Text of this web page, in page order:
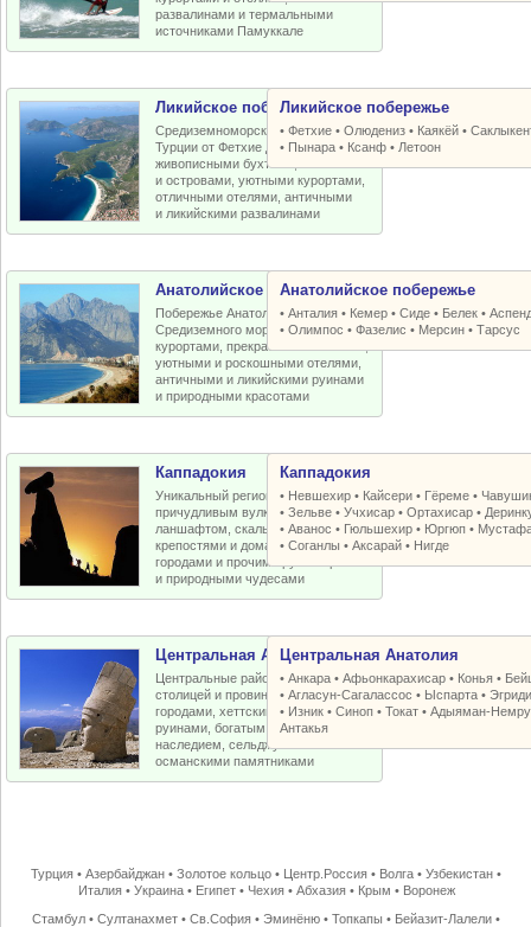
развалинами и термальными
источниками Памуккале
Ликийское побережье
Средиземноморское побережье
Турции от Фетхие до Кемера с
живописными бухтами, пляжами
и островами, уютными курортами,
отличными отелями, античными
и ликийскими развалинами
Ликийское побережье
•Фетхие •Олюдениз • Каякёй •
• Пынара • Ксанф • Летоон
Анатолийское побережье
Побережье Анатолийской бухты
Средиземного моря с отличными
курортами, прекрасными пляжами,
уютными и роскошными отелями,
античными и ликийскими руинами
и природными красотами
Анатолийское побережье
•Анталия • Кемер •Сиде • Белек •
•Олимпос •Фазелис • Мерсин •Тарсус
Каппадокия
Уникальный регион Турции с
причудливым вулканическим
ланшафтом, скальными церквями,
крепостями и домами, пещерными
городами и прочими рукотворными
и природными чудесами
Каппадокия
• Невшехир • Кайсери • Гёреме •
•Зельве •Учхисар •Ортахисар •
•Аванос • Гюльшехир • Юргюп •
•Соганлы •Аксарай • Нигде
Центральная Анатолия
Центральные районы Турции со
столицей и провинциальными
городами, хеттскими и античными
руинами, богатым византийским
наследием, сельджукскими и
османскими памятниками
Центральная Анатолия
•Анкара •Афьонкарахисар • Конья •
•Агласун-Сагалассос • Ыспарта •
• Изник •Синоп •Токат •Адыяман-
Антакья
Турция •Азербайджан •Золотое кольцо • Центр.Россия • Волга •Узбекистан •
Италия• Украина• Египет• Чехия• Абхазия• Крым • Воронеж
Стамбул •Султанахмет •Св.София •Эминёню •Топкапы • Бейазит-Лалели •